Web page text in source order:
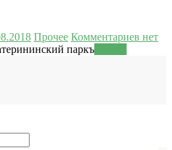
Прочее Комментариев нет
паркъ